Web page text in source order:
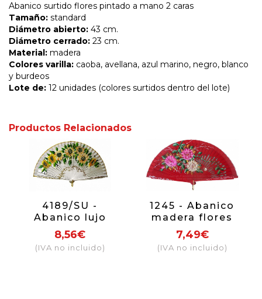
Abanico surtido flores pintado a mano 2 caras
Tamaño: standard
Diámetro abierto: 43 cm.
Diámetro cerrado: 23 cm.
Material: madera
Colores varilla: caoba, avellana, azul marino, negro, blanco
y burdeos
Lote de: 12 unidades (colores surtidos dentro del lote)
Productos Relacionados
4189/SU -
Abanico lujo
Girasoles,
pintado a mano 2
caras
8,56€
(IVA no incluido)
1245 - Abanico
madera flores
mano lujo
7,49€
(IVA no incluido)